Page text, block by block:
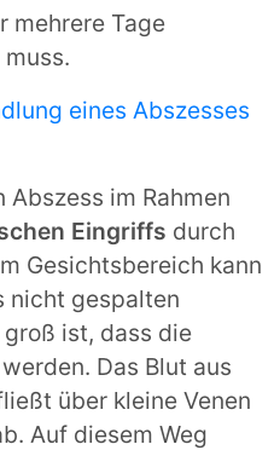
mehrere Tage
eines Abszesses
im Rahmen
Eingriffs durch
Gesichtsbereich kann
nicht gespalten
ist, dass die
Das Blut aus
über kleine Venen
Auf diesem Weg